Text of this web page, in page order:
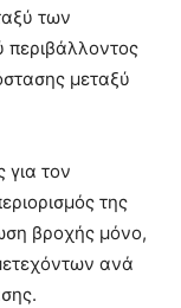
των
μεταξύ
για τον
της
βροχής μόνο,
ανά